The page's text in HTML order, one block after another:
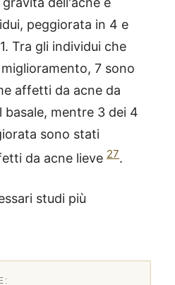
peggiorata in 4 e
Tra gli individui che
7 sono
affetti da acne da
basale, mentre 3 dei 4
sono stati
da acne lieve 27.
studi più